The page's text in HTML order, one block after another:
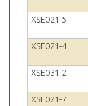
XSE021-5
XSE021-4
XSE031-2
XSE021-7